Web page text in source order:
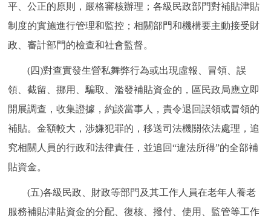
平、公正的原則，嚴格審核辦理；各級民政部門對補貼津貼
制度的實施進行管理和監控；相關部門和機構要主動接受財
政、審計部門的檢查和社會監督。
(四)對查實發生營私舞弊行為或出現虛報、冒領、誤
領、截留、挪用、騙取、濫發補貼資金的，區民政局應立即
開展調查，收集證據，約談當事人，責令退回誤領或冒領的
補貼。金額較大，涉嫌犯罪的，移送司法機關依法處理，追
究相關人員的行政和法律責任，並追回“違法所得”的全部補
貼資金。
(五)各級民政、財政等部門及其工作人員在老年人養老
服務補貼津貼資金的分配、復核、撥付、使用、監管等工作